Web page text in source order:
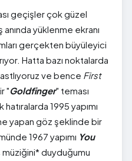
geçişler çok güzel
yüklenme ekranı
gerçekten büyüleyici
Hatta bazı noktalarda
ve bence First
"Goldfinger" teması
1995 yapımı
yapan göz şeklinde bir
1967 yapımı You
müziğini* duyduğumu